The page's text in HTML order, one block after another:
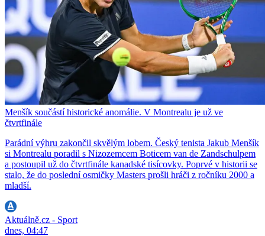
Menšík součástí historické anomálie. V Montrealu je už ve
čtvrtfinále
Parádní výhru zakončil skvělým lobem. Český tenista Jakub Menšík
si Montrealu poradil s Nizozemcem Boticem van de Zandschulpem
a postoupil už do čtvrtfinále kanadské tisícovky. Poprvé v historii se
stalo, že do poslední osmičky Masters prošli hráči z ročníku 2000 a
mladší.
Aktuálně.cz - Sport
dnes, 04:47